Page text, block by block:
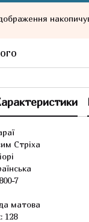
Стріха
7
матова
128